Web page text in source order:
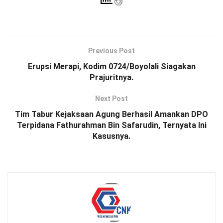
Previous Post
Erupsi Merapi, Kodim 0724/Boyolali Siagakan
Prajuritnya.
Next Post
Tim Tabur Kejaksaan Agung Berhasil Amankan DPO
Terpidana Fathurahman Bin Safarudin, Ternyata Ini
Kasusnya.